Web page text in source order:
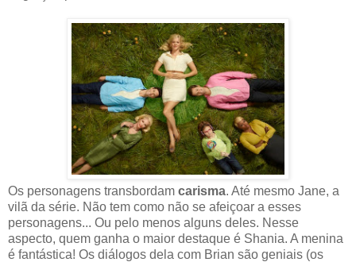
Os personagens transbordam carisma. Até mesmo Jane, a
vilã da série. Não tem como não se afeiçoar a esses
personagens... Ou pelo menos alguns deles. Nesse
aspecto, quem ganha o maior destaque é Shania. A menina
é fantástica! Os diálogos dela com Brian são geniais (os